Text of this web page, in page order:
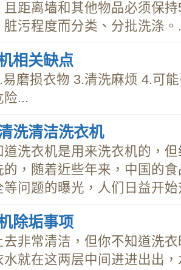
且距离墙和其他物品必须保
污程度而分类、分批洗涤。
相关缺点
磨损衣物 3.清洗麻烦 4.可
险...
洗清洁洗衣机
道洗衣机是用来洗衣机的，
，随着近些年来，中国的
等问题的曝光，人们日益开始
除垢事项
去非常清洁，但你不知道洗
水就在这两层中间进进出出